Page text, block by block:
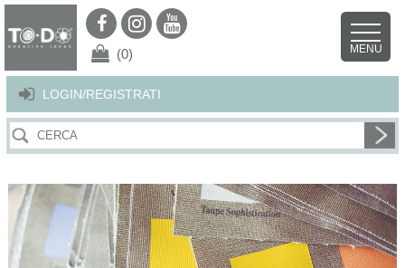
Per offrirti il miglior servizio possibile questo sito utilizza i cookies.
Continuando la navigazione nel sito autorizzi l’uso dei cookies. Per ulteriori
LOGIN/REGISTRATI
(0) MENU